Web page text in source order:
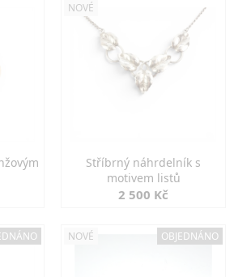
NOVÉ
Stříbrný náhrdelník s
motivem listů
2 500 Kč
NOVÉ OBJEDNÁNO